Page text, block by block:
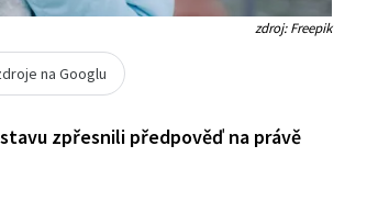
zdroj: Freepik
na Googlu
zpřesnili předpověď na právě